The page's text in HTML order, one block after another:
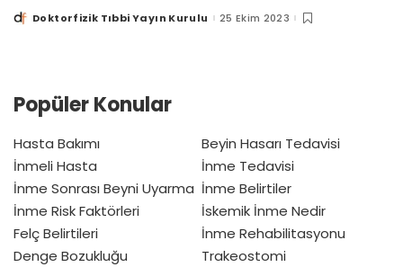
PostedDoktorfizik Tıbbi Yayın Kurulu 25 Ekim 2023
Popüler Konular
Hasta Bakımı
İnmeli Hasta
İnme Sonrası Beyni Uyarma
İnme Risk Faktörleri
Felç Belirtileri
Denge Bozukluğu
Beyin Hasarı Tedavisi
İnme Tedavisi
İnme Belirtiler
İskemik İnme Nedir
İnme Rehabilitasyonu
Trakeostomi